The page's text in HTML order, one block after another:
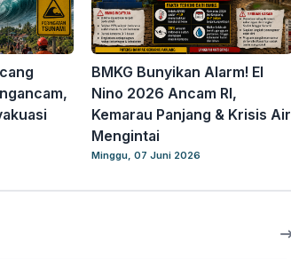
BMKG Bunyikan Alarm! El
Nino 2026 Ancam RI,
Kemarau Panjang & Krisis Air
Mengintai
Minggu, 07 Juni 2026